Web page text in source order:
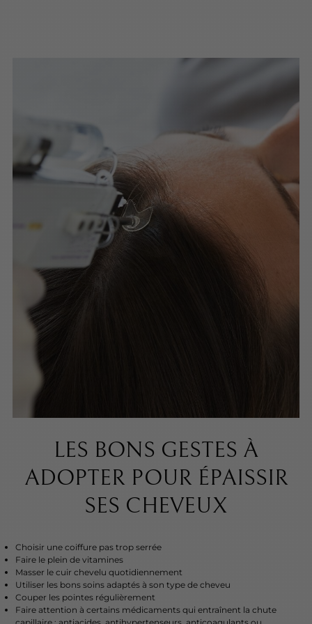
LES BONS GESTES À
ADOPTER POUR ÉPAISSIR
SES CHEVEUX
Choisir une coiffure pas trop serrée
Faire le plein de vitamines
Masser le cuir chevelu quotidiennement
Utiliser les bons soins adaptés à son type de cheveu
Couper les pointes régulièrement
Faire attention à certains médicaments qui entraînent la chute